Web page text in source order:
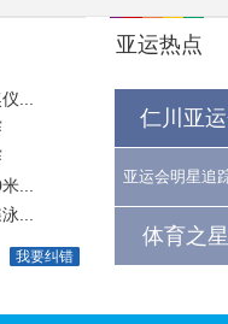
...
...
...
我要纠错
亚运热点
仁川亚
亚运会明星追
体育之